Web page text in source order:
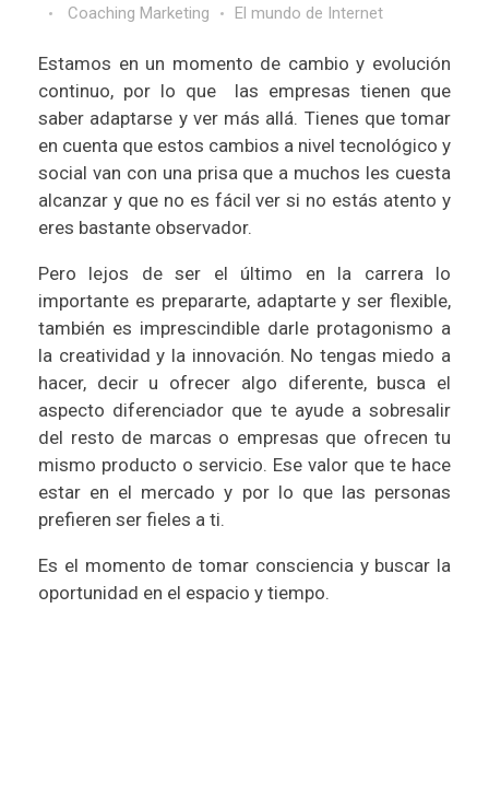
Coaching Marketing
El mundo de Internet
Estamos en un momento de cambio y evolución
continuo, por lo que las empresas tienen que
saber adaptarse y ver más allá. Tienes que tomar
en cuenta que estos cambios a nivel tecnológico y
social van con una prisa que a muchos les cuesta
alcanzar y que no es fácil ver si no estás atento y
eres bastante observador.
Pero lejos de ser el último en la carrera lo
importante es prepararte, adaptarte y ser flexible,
también es imprescindible darle protagonismo a
la creatividad y la innovación. No tengas miedo a
hacer, decir u ofrecer algo diferente, busca el
aspecto diferenciador que te ayude a sobresalir
del resto de marcas o empresas que ofrecen tu
mismo producto o servicio. Ese valor que te hace
estar en el mercado y por lo que las personas
prefieren ser fieles a ti.
Es el momento de tomar consciencia y buscar la
oportunidad en el espacio y tiempo.